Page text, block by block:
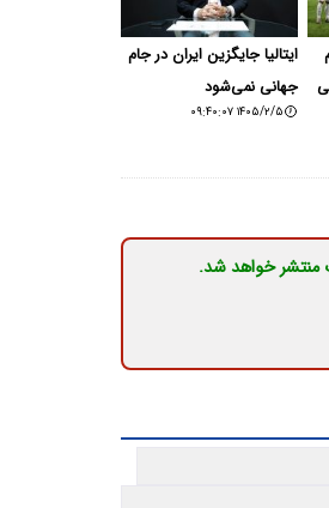
ایتالیا جایگزین ایران در جام
جهانی نمی‌شود
۱۴۰۵/۲/۵ ۰۹:۴۰:۰۷
منتشر خواهد شد.